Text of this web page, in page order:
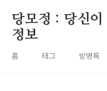
당모정 : 당신
정보
홈 태그 방명록